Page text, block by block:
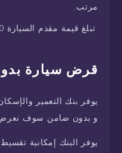
مرتب.
تبلغ قيمة مقدم السيارة 20%.
قرض سيارة
يوفر بنك التعمير
و بدون ضامن سوف نعرض